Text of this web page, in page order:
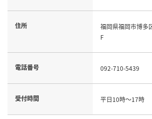
住所
福岡県福岡市博多
F
電話番号 092-710-5439
受付時間 平日10時～17時